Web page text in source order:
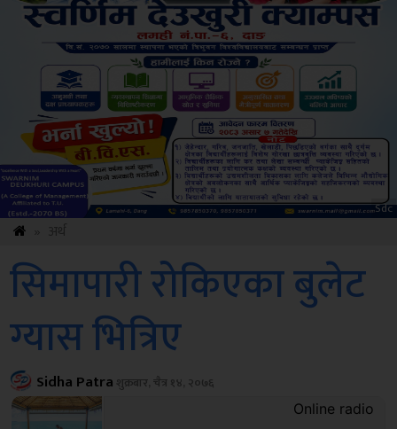
ksbus
सिमापारी रोकिएका बुलेट
ग्यास भित्रिए
Sidha Patra शुक्रबार, चैत्र १४, २०७६